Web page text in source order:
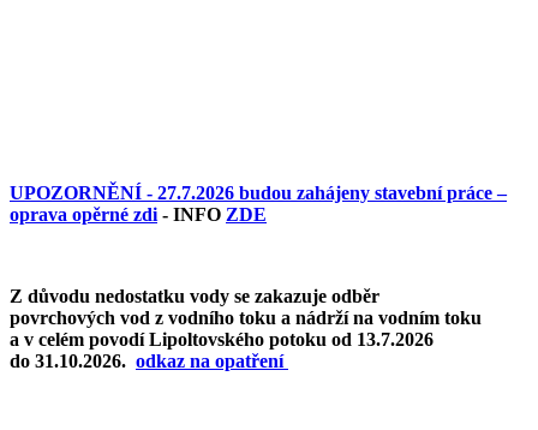
UPOZORNĚNÍ - 27.7.2026 budou zahájeny stavební práce –
oprava opěrné zdi - INFO ZDE
Z důvodu nedostatku vody se zakazuje odběr
povrchových vod z vodního toku a nádrží na vodním toku
a v celém povodí Lipoltovského potoku od 13.7.2026
do 31.10.2026. odkaz na opatření